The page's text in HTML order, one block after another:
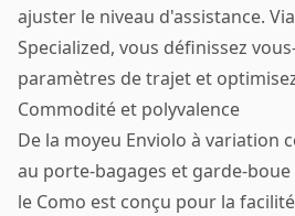
ajuster le niveau d'assistance.
Specialized, vous définissez
paramètres de trajet et
Commodité et polyvalence
De la moyeu Enviolo à variation
au porte-bagages et garde-
le Como est conçu pour la